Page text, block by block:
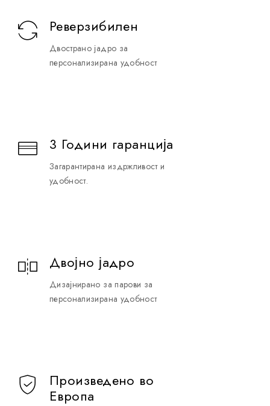
Реверзибилен
Двострано јадро за
персонализирана удобност
3 Години гаранција
Загарантирана издржливост и
удобност.
Двојно јадро
Дизајнирано за парови за
персонализирана удобност
Произведено во
Европа